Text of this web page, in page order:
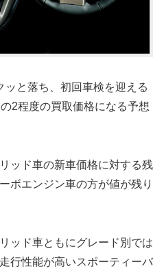
ッと落ち、初回車検を迎える
2程度の買取価格になる予想
ッド車の新車価格に対する残
ボエンジン車の方が値が残り
ッド車ともにグレード別では
行性能が高いスポーティーバ